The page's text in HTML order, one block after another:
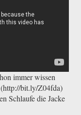
immer wissen
bit.ly/Z04fda)
Schlaufe die Jacke